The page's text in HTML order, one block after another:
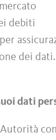
debiti
dei dati.
dati